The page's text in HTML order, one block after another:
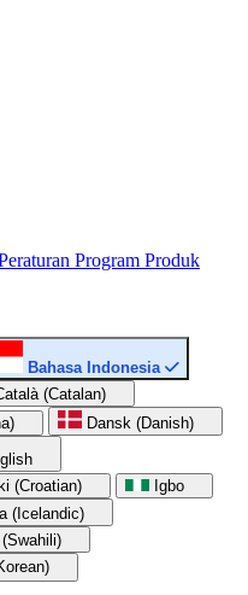
Program Produk
Bahasa Indonesia
(Catalan)
Dansk (Danish)
(Croatian)
Igbo
(Icelandic)